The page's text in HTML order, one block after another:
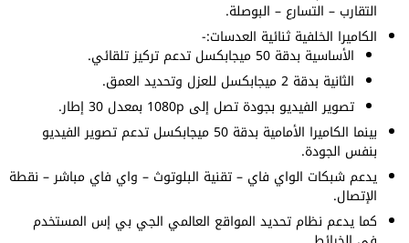
التقارب – التسارع – البوصلة.
الكاميرا الخلفية ثنائية العدسات:-
الأساسية بدقة 50 ميجابكسل تدعم تركيز تلقائي.
الثانية بدقة 2 ميجابكسل للعزل وتحديد العمق.
تصوير الفيديو بجودة تصل إلى 1080p بمعدل 30 إطار.
بينما الكاميرا الأمامية بدقة 50 ميجابكسل تدعم تصوير الفيديو
بنفس الجودة.
يدعم شبكات الواي فاي – تقنية البلوتوث – واي فاي مباشر – نقطة
الإتصال.
كما يدعم نظام تحديد المواقع العالمي الجي بي إس المستخدم